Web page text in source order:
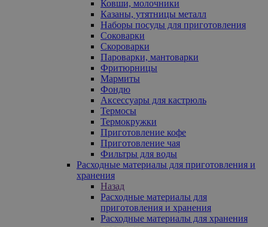
Ковши, молочники
Казаны, утятницы металл
Наборы посуды для приготовления
Соковарки
Скороварки
Пароварки, мантоварки
Фритюрницы
Мармиты
Фондю
Аксессуары для кастрюль
Термосы
Термокружки
Приготовление кофе
Приготовление чая
Фильтры для воды
Расходные материалы для приготовления и
хранения
Назад
Расходные материалы для
приготовления и хранения
Расходные материалы для хранения